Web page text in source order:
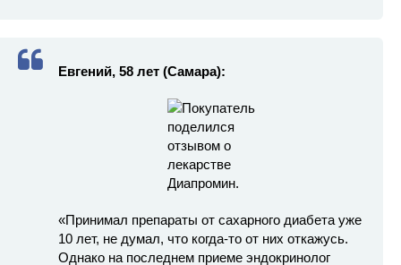
Евгений, 58 лет (Самара):
«Принимал препараты от сахарного диабета уже
10 лет, не думал, что когда-то от них откажусь.
Однако на последнем приеме эндокринолог